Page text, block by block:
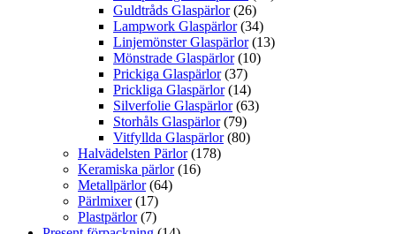
Guldtråds Glaspärlor (26)
Lampwork Glaspärlor (34)
Linjemönster Glaspärlor (13)
Mönstrade Glaspärlor (10)
Prickiga Glaspärlor (37)
Prickliga Glaspärlor (14)
Silverfolie Glaspärlor (63)
Storhåls Glaspärlor (79)
Vitfyllda Glaspärlor (80)
Halvädelsten Pärlor (178)
Keramiska pärlor (16)
Metallpärlor (64)
Pärlmixer (17)
Plastpärlor (7)